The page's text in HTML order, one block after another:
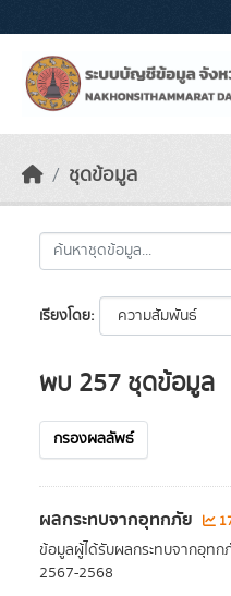
ชุดข้อมูล
เรียงโดย
พบ 257 ชุดข้อมูล
กรองผลลัพธ์
ผลกระทบจากอุทกภัย
ข้อมูลผู้ได้รับผลกระทบจากอุท
2567-2568